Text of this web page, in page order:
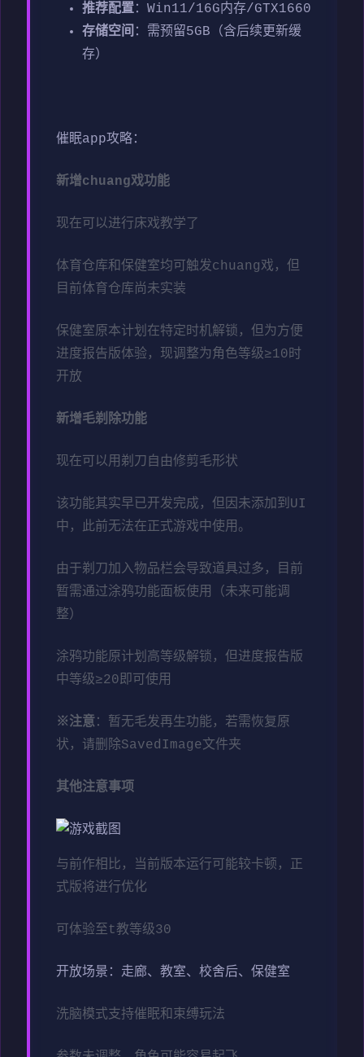
​推荐配置​​：Win11/16G内存/GTX1660
​存储空间​ ​：需预留5GB（含后续更新缓
存）
催眠app攻略：
新增chuang戏功能
现在可以进行床戏教学了
体育仓库和保健室均可触发chuang戏，但
目前体育仓库尚未实装
保健室原本计划在特定时机解锁，但为方便
进度报告版体验，现调整为角色等级≥10时
开放
新增毛剃除功能
现在可以用剃刀自由修剪毛形状
该功能其实早已开发完成，但因未添加到UI
中，此前无法在正式游戏中使用。
由于剃刀加入物品栏会导致道具过多，目前
暂需通过涂鸦功能面板使用（未来可能调
整）
涂鸦功能原计划高等级解锁，但进度报告版
中等级≥20即可使用
※注意：暂无毛发再生功能，若需恢复原
状，请删除SavedImage文件夹
其他注意事项
与前作相比，当前版本运行可能较卡顿，正
式版将进行优化
可体验至t教等级30
开放场景：走廊、教室、校舍后、保健室
洗脑模式支持催眠和束缚玩法